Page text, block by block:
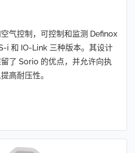
气控制，可控制和监测 Definox
i 和 IO-Link 三种版本。其设计
了 Sorio 的优点，并允许向执
高耐压性。